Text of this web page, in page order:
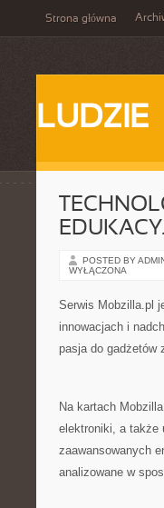
Strona główna
LUDZIE
POSTED BY
WYŁĄCZONA
Serwis Mobzilla.pl
innowacjach i
pasja do gadżetów
Na kartach
elektroniki, a także
zaawansowanych
analizowane w